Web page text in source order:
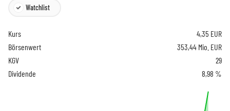
Watchlist
Kurs 4,35 EUR
Börsenwert
353,44 Mio. EUR
KGV
29
Dividende
8,98 %